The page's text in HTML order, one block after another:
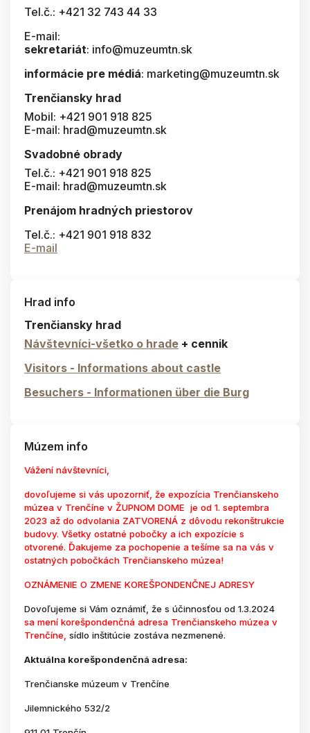
Tel.č.: +421 32 743 44 33
E-mail:
sekretariát: info@muzeumtn.sk
informácie pre médiá: marketing@muzeumtn.sk
Trenčiansky hrad
Mobil: +421 901 918 825
E-mail: hrad@muzeumtn.sk
Svadobné obrady
Tel.č.: +421 901 918 825
E-mail: hrad@muzeumtn.sk
Prenájom hradných priestorov
Tel.č.: +421 901 918 832
E-mail
Hrad info
Trenčiansky hrad
Návštevníci-všetko o hrade + cennik
Visitors - Informations about castle
Besuchers - Informationen über die Burg
Múzem info
Vážení návštevníci,
dovoľujeme si vás upozorniť, že expozícia Trenčianskeho
múzea v Trenčíne v ŽUPNOM DOME je od 1. septembra
2023 až do odvolania ZATVORENÁ z dôvodu rekonštrukcie
budovy. Všetky ostatné pobočky a ich expozície s
otvorené. Ďakujeme za pochopenie a tešíme sa na vás v
ostatných pobočkách Trenčianskeho múzea!
OZNÁMENIE O ZMENE KOREŠPONDENČNEJ ADRESY
Dovoľujeme si Vám oznámiť, že s účinnosťou od 1.3.2024
sa mení korešpondenčná adresa Trenčianskeho múzea v
Trenčíne, sídlo inštitúcie zostáva nezmenené.
Aktuálna korešpondenčná adresa:
Trenčianske múzeum v Trenčíne
Jilemnického 532/2